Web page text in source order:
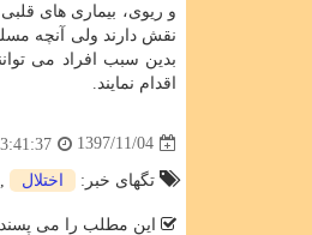
و ریوی، بیماری های
نقش دارند ولی آنچه
بدین سبب افراد می
اقدام نمایند.
1397/11/04
تگهای خبر: اختلال
این مطلب را می